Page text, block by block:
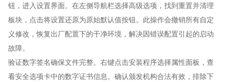
钮，进入设置界面。在左侧导航栏选择高级选项，找到重置并清理
板块，点击将设置还原为原始默认值按钮。此操作会撤销所有自定
义修改，恢复出厂配置下的干净环境，解决因错误配置引起的启动
故障。
验证数字签名确保文件完整。右键点击安装程序选择属性面板，查
看安全选项卡中的数字证书信息。确认颁发机构合法有效，排除下